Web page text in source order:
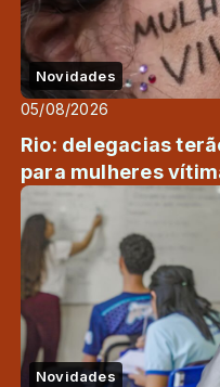
Novidades
05/08/2026
Rio: delegacias
para mulheres
Novidades